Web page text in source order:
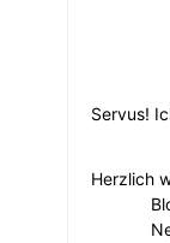
Servus!
Herzlich